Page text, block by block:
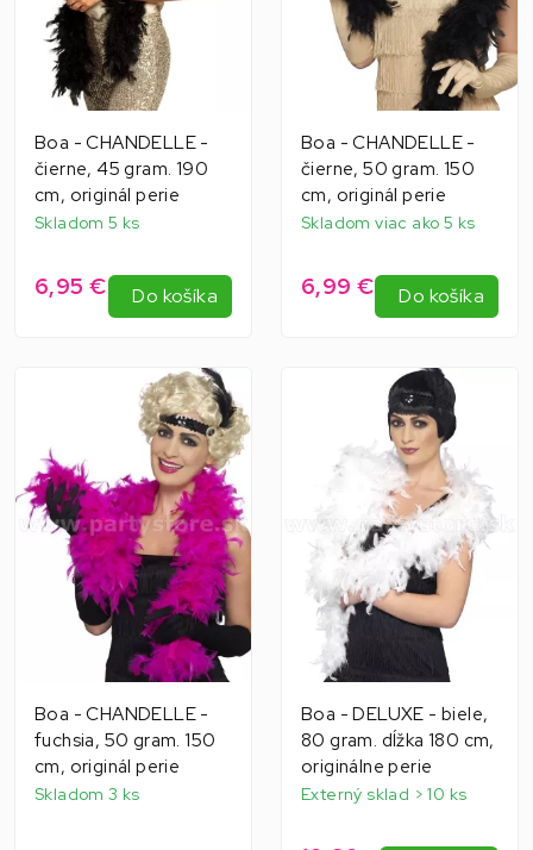
Boa - CHANDELLE -
čierne, 45 gram. 190
cm, originál perie
Skladom 5 ks
6,95 € Do košíka
Boa - CHANDELLE -
čierne, 50 gram. 150
cm, originál perie
Skladom viac ako 5 ks
6,99 € Do košíka
Boa - CHANDELLE -
fuchsia, 50 gram. 150
cm, originál perie
Skladom 3 ks
Boa - DELUXE - biele,
80 gram. dĺžka 180 cm,
originálne perie
Externý sklad > 10 ks